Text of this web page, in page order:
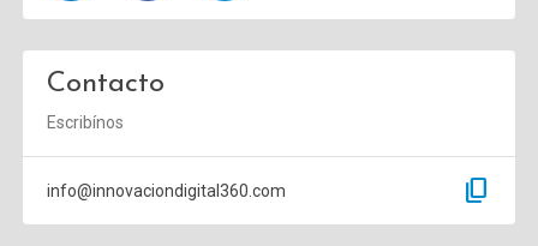
Contacto
Escribínos
info@innovaciondigital360.com content_copy